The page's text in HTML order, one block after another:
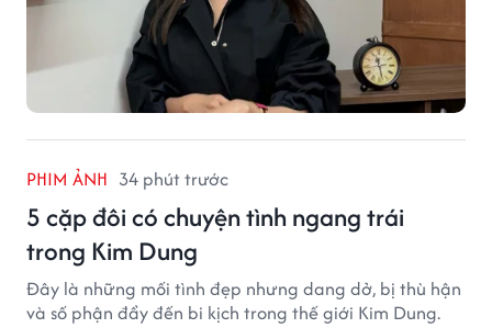
PHIM ẢNH 34 phút trước
5 cặp đôi có chuyện tình ngang trái
trong Kim Dung
Đây là những mối tình đẹp nhưng dang dở, bị thù hận
và số phận đẩy đến bi kịch trong thế giới Kim Dung.